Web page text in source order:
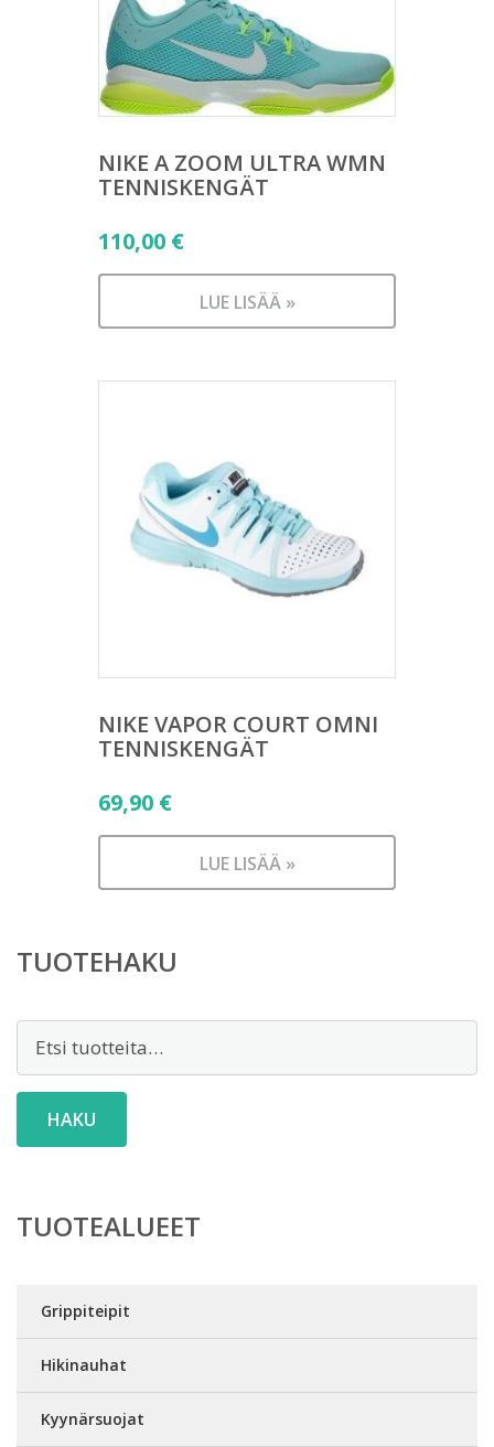
NIKE A ZOOM ULTRA WMN
TENNISKENGÄT
110,00 €
LUE LISÄÄ »
NIKE VAPOR COURT OMNI
TENNISKENGÄT
69,90 €
LUE LISÄÄ »
TUOTEHAKU
Etsi:
HAKU
TUOTEALUEET
Grippiteipit
Hikinauhat
Kyynärsuojat